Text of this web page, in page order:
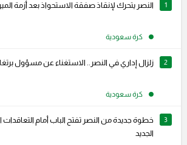
1 النصر يتحرك لإنقاذ صفقة الاستحواذ بعد أزمة
كرة سعودية
2 زلزال إداري في النصر.. الاستغناء عن مسؤول
كرة سعودية
3
خطوة جديدة من النصر تفتح الباب أمام
الجديد